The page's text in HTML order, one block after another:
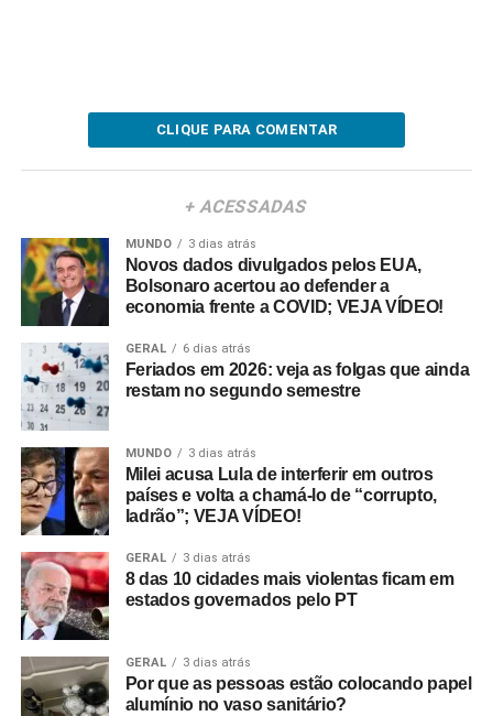
CLIQUE PARA COMENTAR
+ ACESSADAS
MUNDO 3 dias atrás
Novos dados divulgados pelos EUA,
Bolsonaro acertou ao defender a
economia frente a COVID; VEJA VÍDEO!
GERAL 6 dias atrás
Feriados em 2026: veja as folgas que ainda
restam no segundo semestre
MUNDO 3 dias atrás
Milei acusa Lula de interferir em outros
países e volta a chamá-lo de “corrupto,
ladrão”; VEJA VÍDEO!
GERAL 3 dias atrás
8 das 10 cidades mais violentas ficam em
estados governados pelo PT
GERAL 3 dias atrás
Por que as pessoas estão colocando papel
alumínio no vaso sanitário?